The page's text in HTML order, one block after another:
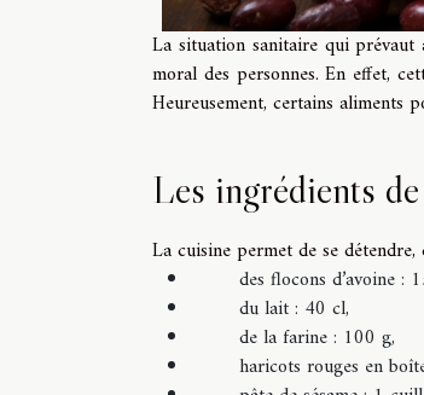
La situation sanitaire qui prévaut
moral des personnes. En effet,
Heureusement, certains aliments
Les ingrédients
La cuisine permet de se
des flocons d’avoine :
du lait : 40 cl,
de la farine : 100 g,
haricots rouges en